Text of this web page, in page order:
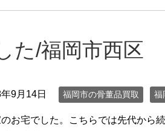
た/福岡市西区
9月14日 福岡市の骨董品買取 福
お宅でした。こちらでは先代から